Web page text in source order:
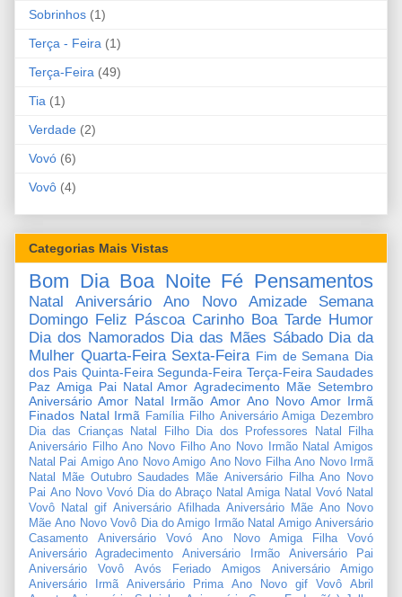
Sobrinhos (1)
Terça - Feira (1)
Terça-Feira (49)
Tia (1)
Verdade (2)
Vovó (6)
Vovô (4)
Categorias Mais Vistas
Bom Dia Boa Noite Fé Pensamentos
Natal Aniversário Ano Novo Amizade
Semana
Domingo Feliz Páscoa Carinho Boa Tarde Humor
Dia dos Namorados Dia das Mães Sábado Dia da
Mulher Quarta-Feira Sexta-Feira Fim de Semana Dia
dos Pais Quinta-Feira Segunda-Feira Terça-Feira Saudades
Paz Amiga Pai Natal Amor Agradecimento Mãe Setembro
Aniversário Amor Natal Irmão Amor Ano Novo Amor Irmã
Finados Natal Irmã Família Filho Aniversário Amiga Dezembro
Dia das Crianças
Natal Filho Dia dos Professores
Natal Filha
Aniversário Filho Ano Novo Filho Ano Novo Irmão Natal Amigos
Natal Pai Amigo Ano Novo Amigo Ano Novo Filha Ano Novo Irmã
Natal Mãe Outubro Saudades Mãe Aniversário Filha Ano Novo
Pai Ano Novo Vovó Dia do Abraço Natal Amiga Natal Vovó Natal
Vovô
Natal gif Aniversário Afilhada Aniversário Mãe Ano Novo
Mãe Ano Novo Vovô Dia do Amigo Irmão Natal Amigo Aniversário
Casamento
Aniversário Vovó Ano Novo Amiga Filha
Vovó
Aniversário Agradecimento
Aniversário Irmão
Aniversário Pai
Aniversário Vovô
Avós Feriado Amigos
Aniversário Amigo
Aniversário Irmã
Aniversário Prima Ano Novo gif Vovô
Abril